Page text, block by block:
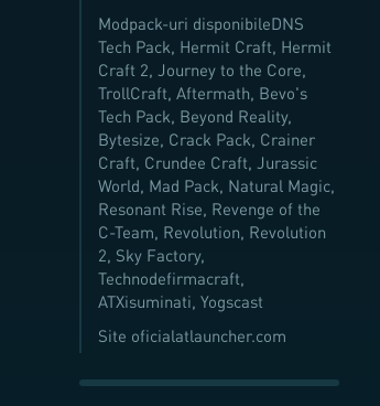
Modpack-uri disponibileDNS
Tech Pack, Hermit Craft, Hermit
Craft 2, Journey to the Core,
TrollCraft, Aftermath, Bevo's
Tech Pack, Beyond Reality,
Bytesize, Crack Pack, Crainer
Craft, Crundee Craft, Jurassic
World, Mad Pack, Natural Magic,
Resonant Rise, Revenge of the
C-Team, Revolution, Revolution
2, Sky Factory,
Technodefirmacraft,
ATXisuminati, Yogscast
Site oficialatlauncher.com